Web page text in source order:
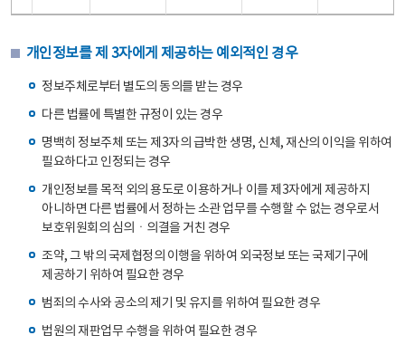
개인정보를 제 3자에게 제공하는 예외적인 경우
정보주체로부터 별도의 동의를 받는 경우
다른 법률에 특별한 규정이 있는 경우
명백히 정보주체 또는 제3자의 급박한 생명, 신체, 재산의 이익을 위하여
필요하다고 인정되는 경우
개인정보를 목적 외의 용도로 이용하거나 이를 제3자에게 제공하지
아니하면 다른 법률에서 정하는 소관 업무를 수행할 수 없는 경우로서
보호위원회의 심의ㆍ의결을 거친 경우
조약, 그 밖의 국제협정의 이행을 위하여 외국정보 또는 국제기구에
제공하기 위하여 필요한 경우
범죄의 수사와 공소의 제기 및 유지를 위하여 필요한 경우
법원의 재판업무 수행을 위하여 필요한 경우